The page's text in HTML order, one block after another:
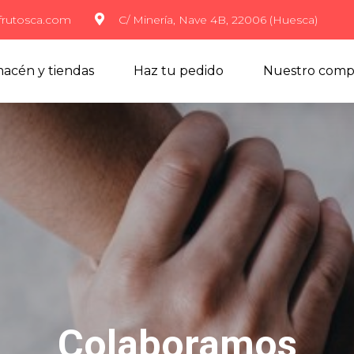
C/ Minería, Nave 4B, 22006 (Huesca)
y tiendas Haz tu pedido Nuestro
Colaboramos